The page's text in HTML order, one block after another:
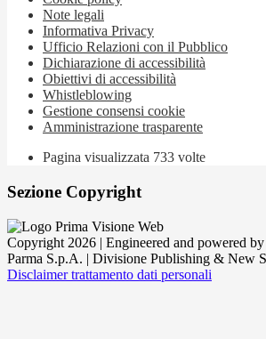
Note legali
Informativa Privacy
Ufficio Relazioni con il Pubblico
Dichiarazione di accessibilità
Obiettivi di accessibilità
Whistleblowing
Gestione consensi cookie
Amministrazione trasparente
Pagina visualizzata 733 volte
Sezione Copyright
Copyright 2026 | Engineered and powered
Parma S.p.A. | Divisione Publishing & New
Disclaimer trattamento dati personali